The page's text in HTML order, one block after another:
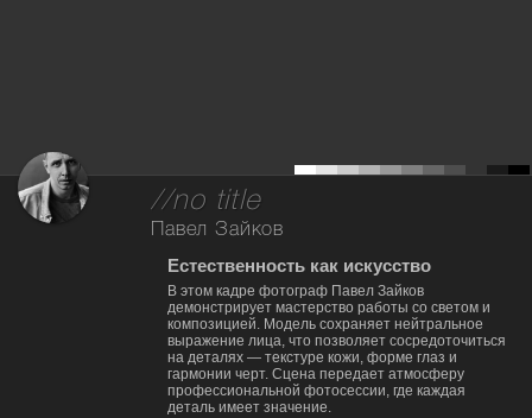
//no title
Павел Зайков
Естественность как искусство
В этом кадре фотограф Павел Зайков
демонстрирует мастерство работы со светом и
композицией. Модель сохраняет нейтральное
выражение лица, что позволяет сосредоточиться
на деталях — текстуре кожи, форме глаз и
гармонии черт. Сцена передает атмосферу
профессиональной фотосессии, где каждая
деталь имеет значение.